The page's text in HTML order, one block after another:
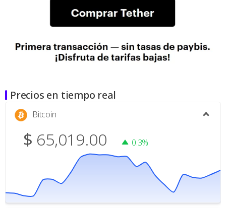
Precios en tiempo real
Bitcoin
$ 65,019.00 0.3%